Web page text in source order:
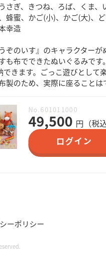
うさぎ、きつね、ろば、くま
蜂蜜、かご(小)、かご(大)
幸造
ぞのいす』のキャラクターが
も布でできたぬいぐるみで
できます。ごっこ遊びとして
製のため、実際に座ることは
No.601011000
49,500 円（税込
ログイン
ーポリシー